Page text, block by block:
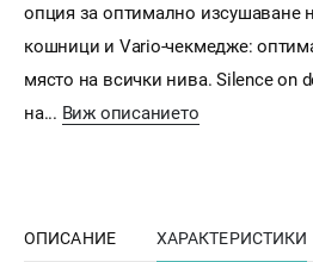
опция за оптимално изсушаване
кошници и Vario-чекмедже:
място на всички нива. Silence on
на... Виж описанието
ОПИСАНИЕ ХАРАКТЕРИСТИКИ